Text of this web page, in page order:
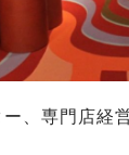
、専門店経